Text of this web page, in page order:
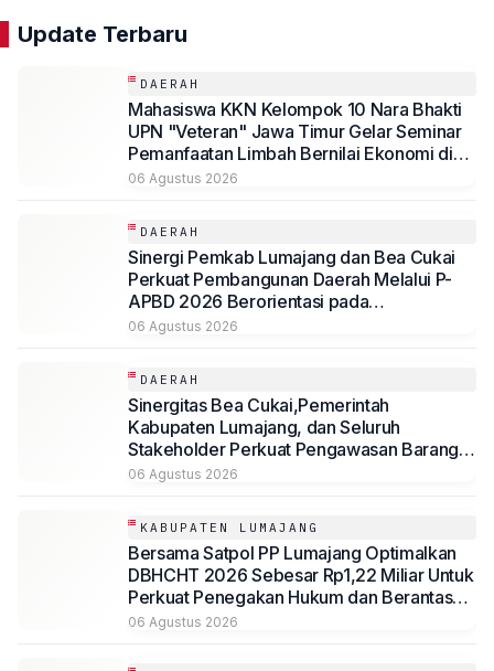
Update Terbaru
DAERAH
Mahasiswa KKN Kelompok 10 Nara Bhakti
UPN "Veteran" Jawa Timur Gelar Seminar
Pemanfaatan Limbah Bernilai Ekonomi di
Desa Mojoduwur
06 Agustus 2026
DAERAH
Sinergi Pemkab Lumajang dan Bea Cukai
Perkuat Pembangunan Daerah Melalui P-
APBD 2026 Berorientasi pada
Kesejahteraan Masyarakat
06 Agustus 2026
DAERAH
Sinergitas Bea Cukai,Pemerintah
Kabupaten Lumajang, dan Seluruh
Stakeholder Perkuat Pengawasan Barang
Kena Cukai Ilegal Melalui Pemanfaatan
06 Agustus 2026
KABUPATEN LUMAJANG
Bersama Satpol PP Lumajang Optimalkan
DBHCHT 2026 Sebesar Rp1,22 Miliar Untuk
Perkuat Penegakan Hukum dan Berantas
Rokok Ilegal
06 Agustus 2026